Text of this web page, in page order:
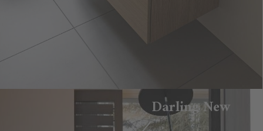
Darling New